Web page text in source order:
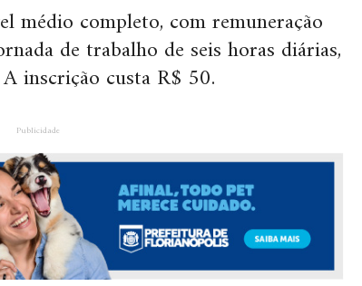
médio completo, com remuneração
de trabalho de seis horas diárias,
inscrição custa R$ 50.
Publicidade